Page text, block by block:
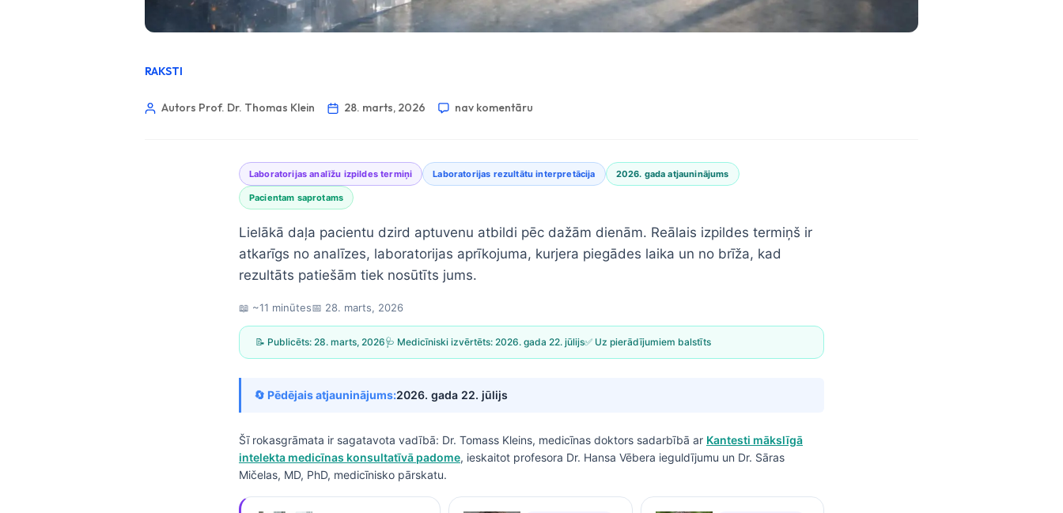
RAKSTI
Autors Prof. Dr. Thomas Klein 28. marts, 2026 nav komentāru
Laboratorijas analīžu izpildes termiņi Laboratorijas rezultātu interpretācija 2026. gada atjauninājums
Pacientam saprotams
Lielākā daļa pacientu dzird aptuvenu atbildi pēc dažām dienām. Reālais izpildes termiņš ir
atkarīgs no analīzes, laboratorijas aprīkojuma, kurjera piegādes laika un no brīža, kad
rezultāts patiešām tiek nosūtīts jums.
📖 ~11 minūtes📅 28. marts, 2026
📝 Publicēts: 28. marts, 2026🩺 Medicīniski izvērtēts: 2026. gada 22. jūlijs✅ Uz pierādījumiem balstīts
🔄 Pēdējais atjauninājums:2026. gada 22. jūlijs
Šī rokasgrāmata ir sagatavota vadībā: Dr. Tomass Kleins, medicīnas doktors sadarbībā ar Kantesti mākslīgā
intelekta medicīnas konsultatīvā padome, ieskaitot profesora Dr. Hansa Vēbera ieguldījumu un Dr. Sāras
Mičelas, MD, PhD, medicīnisko pārskatu.